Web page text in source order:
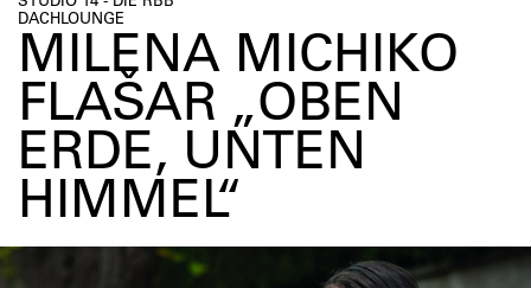
VERANSTALTUNGEN
BESUCH
ÜBER
UNS
NETZWERK
DACHLOUNGE
MILENA MICHIKO
FLAŠAR „OBEN
ERDE, UNTEN
HIMMEL“